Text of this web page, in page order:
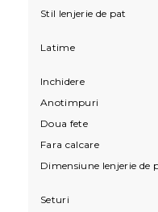
Stil lenjerie de pat
Latime
Inchidere
Anotimpuri
Doua fete
Fara calcare
Dimensiune lenjerie de
Seturi